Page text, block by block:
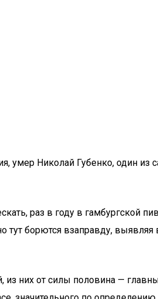
умер Николай Губенко, один
раз в году в
борются взаправду,
них от силы половина —